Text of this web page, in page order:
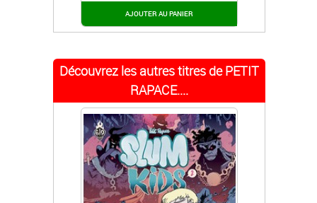
AJOUTER AU PANIER
Découvrez les autres titres de PETIT
RAPACE....